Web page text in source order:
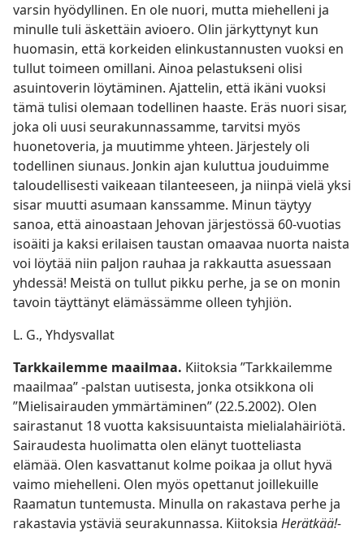
varsin hyödyllinen. En ole nuori, mutta miehelleni ja
minulle tuli äskettäin avioero. Olin järkyttynyt kun
huomasin, että korkeiden elinkustannusten vuoksi en
tullut toimeen omillani. Ainoa pelastukseni olisi
asuintoverin löytäminen. Ajattelin, että ikäni vuoksi
tämä tulisi olemaan todellinen haaste. Eräs nuori sisar,
joka oli uusi seurakunnassamme, tarvitsi myös
huonetoveria, ja muutimme yhteen. Järjestely oli
todellinen siunaus. Jonkin ajan kuluttua jouduimme
taloudellisesti vaikeaan tilanteeseen, ja niinpä vielä yksi
sisar muutti asumaan kanssamme. Minun täytyy
sanoa, että ainoastaan Jehovan järjestössä 60-vuotias
isoäiti ja kaksi erilaisen taustan omaavaa nuorta naista
voi löytää niin paljon rauhaa ja rakkautta asuessaan
yhdessä! Meistä on tullut pikku perhe, ja se on monin
tavoin täyttänyt elämässämme olleen tyhjiön.
L. G., Yhdysvallat
Tarkkailemme maailmaa. Kiitoksia ”Tarkkailemme
maailmaa” -palstan uutisesta, jonka otsikkona oli
”Mielisairauden ymmärtäminen” (22.5.2002). Olen
sairastanut 18 vuotta kaksisuuntaista mielialahäiriötä.
Sairaudesta huolimatta olen elänyt tuotteliasta
elämää. Olen kasvattanut kolme poikaa ja ollut hyvä
vaimo miehelleni. Olen myös opettanut joillekuille
Raamatun tuntemusta. Minulla on rakastava perhe ja
rakastavia ystäviä seurakunnassa. Kiitoksia Herätkää!-